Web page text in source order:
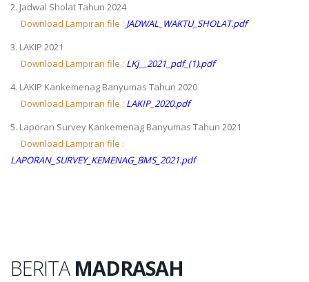
2. Jadwal Sholat Tahun 2024
Download Lampiran file : JADWAL_WAKTU_SHOLAT.pdf
3. LAKIP 2021
Download Lampiran file : LKj__2021_pdf_(1).pdf
4. LAKIP Kankemenag Banyumas Tahun 2020
Download Lampiran file : LAKIP_2020.pdf
5. Laporan Survey Kankemenag Banyumas Tahun 2021
Download Lampiran file :
LAPORAN_SURVEY_KEMENAG_BMS_2021.pdf
BERITA MADRASAH